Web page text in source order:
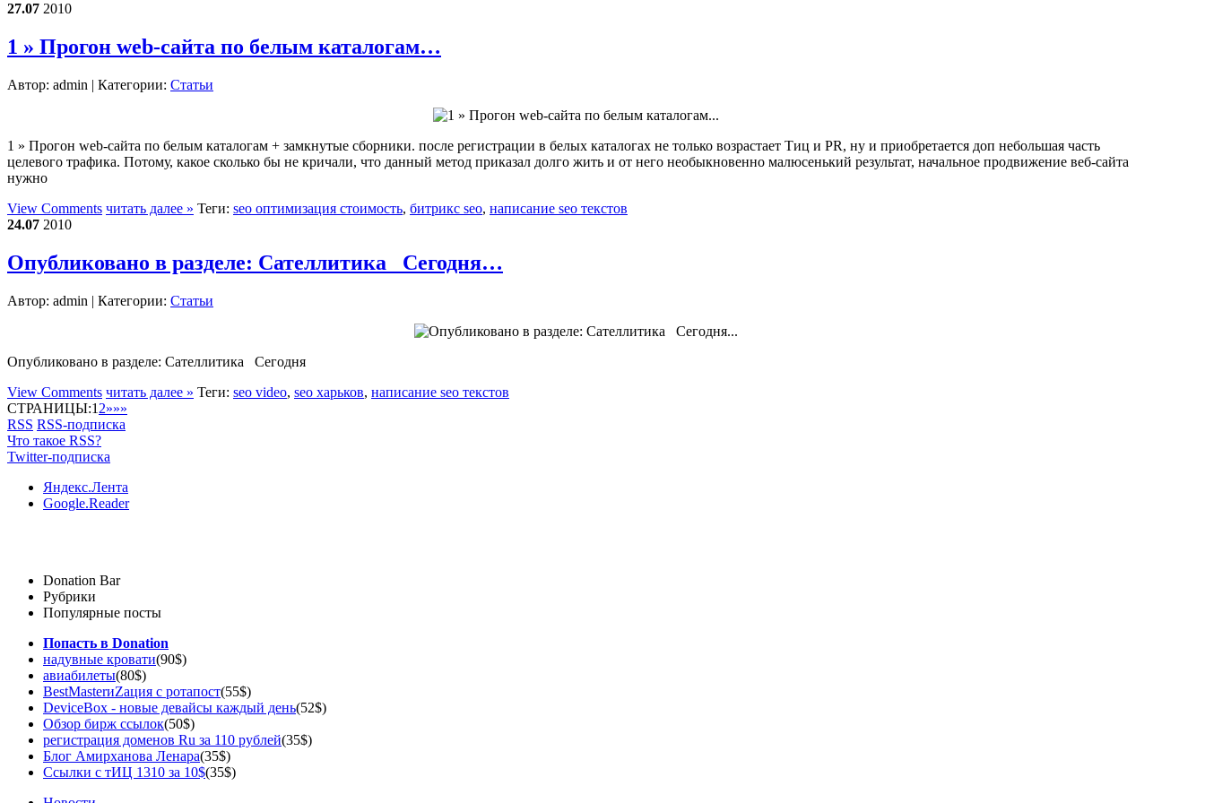
27.07 2010
1 » Прогон web-сайта по белым каталогам…
Автор: admin | Категории: Статьи
1 » Прогон web-сайта по белым каталогам + замкнутые сборники. после регистрации в белых каталогах не только возрастает Тиц и PR, ну и приобретается доп небольшая часть
целевого трафика. Потому, какое сколько бы не кричали, что данный метод приказал долго жить и от него необыкновенно малюсенький результат, начальное продвижение веб-сайта
нужно
View Comments читать далее » Теги: seo оптимизация стоимость, битрикс seo, написание seo текстов
24.07 2010
Опубликовано в разделе: Сателлитика Сегодня…
Автор: admin | Категории: Статьи
Опубликовано в разделе: Сателлитика Сегодня
View Comments читать далее » Теги: seo video, seo харьков, написание seo текстов
СТРАНИЦЫ:1 2»»»
RSS RSS-подписка
Что такое RSS?
Twitter-подписка
Яндекс.Лента
Google.Reader
Donation Bar
Рубрики
Популярные посты
Попасть в Donation
надувные кровати(90$)
авиабилеты(80$)
BestMasterиZация с ротапост(55$)
DeviceBox - новые девайсы каждый день(52$)
Обзор бирж ссылок(50$)
регистрация доменов Ru за 110 рублей(35$)
Блог Амирханова Ленара(35$)
Ссылки с тИЦ 1310 за 10$(35$)